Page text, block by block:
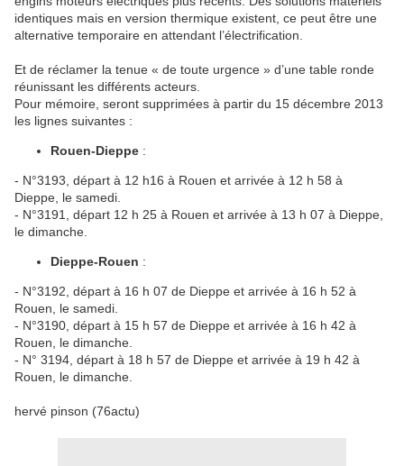
identiques mais en version thermique existent, ce peut être une
alternative temporaire en attendant l’électrification.
Et de réclamer la tenue « de toute urgence » d’une table ronde
réunissant les différents acteurs.
Pour mémoire, seront supprimées à partir du 15 décembre 2013
les lignes suivantes :
Rouen-Dieppe :
- N°3193, départ à 12 h16 à Rouen et arrivée à 12 h 58 à
Dieppe, le samedi.
- N°3191, départ 12 h 25 à Rouen et arrivée à 13 h 07 à Dieppe,
le dimanche.
Dieppe-Rouen :
- N°3192, départ à 16 h 07 de Dieppe et arrivée à 16 h 52 à
Rouen, le samedi.
- N°3190, départ à 15 h 57 de Dieppe et arrivée à 16 h 42 à
Rouen, le dimanche.
- N° 3194, départ à 18 h 57 de Dieppe et arrivée à 19 h 42 à
Rouen, le dimanche.
hervé pinson (76actu)